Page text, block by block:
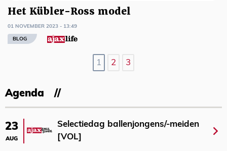
Het Kübler-Ross model
01 NOVEMBER 2023 - 13:49
BLOG
1 2 3
Agenda
23
AUG
Selectiedag ballenjongens/-meiden
[VOL]